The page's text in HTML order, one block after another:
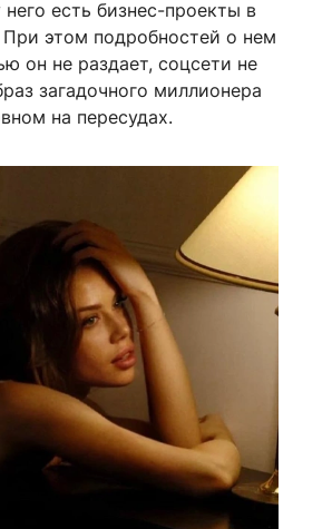
есть бизнес-проекты в
этом подробностей о нем
он не раздает, соцсети не
загадочного миллионера
на пересудах.